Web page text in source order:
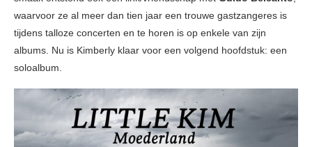
waarvoor ze al meer dan tien jaar een trouwe gastzangeres is
tijdens talloze concerten en te horen is op enkele van zijn
albums. Nu is Kimberly klaar voor een volgend hoofdstuk: een
soloalbum.